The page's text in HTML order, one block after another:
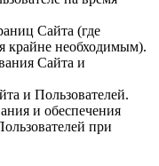
Сайта (где
крайне необходимым).
Сайта и
и Пользователей.
и обеспечения
при